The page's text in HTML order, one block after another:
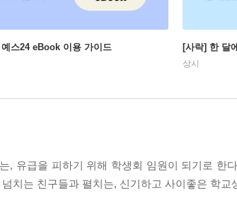
스24 eBook 이용 가이드 [사락] 한 달
상시
, 유급을 피하기 위해 학생회 임원이 되기로 한
치는 친구들과 펼치는, 신기하고 사이좋은 학교